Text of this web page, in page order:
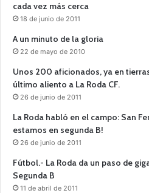
cada vez más cerca
18 de junio de 2011
A un minuto de la gloria
22 de mayo de 2010
Unos 200 aficionados, ya en
último aliento a La Roda CF.
26 de junio de 2011
La Roda habló en el campo: San
estamos en segunda B!
26 de junio de 2011
Fútbol.- La Roda da un paso de
Segunda B
11 de abril de 2011